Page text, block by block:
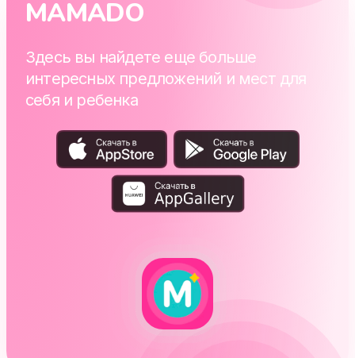
MAMADO
Здесь вы найдете еще больше
интересных предложений и мест для
себя и ребенка